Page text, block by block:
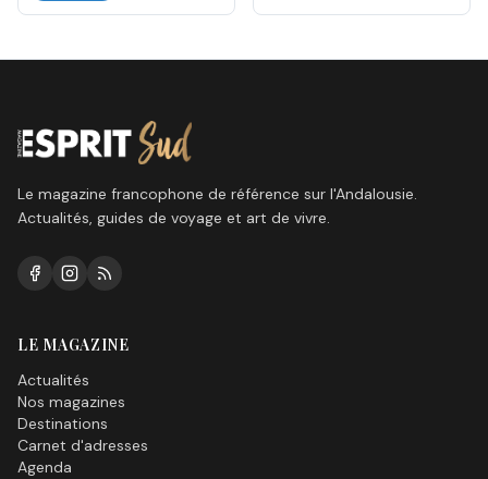
Le magazine francophone de référence sur l'Andalousie.
Actualités, guides de voyage et art de vivre.
LE MAGAZINE
Actualités
Nos magazines
Destinations
Carnet d'adresses
Agenda